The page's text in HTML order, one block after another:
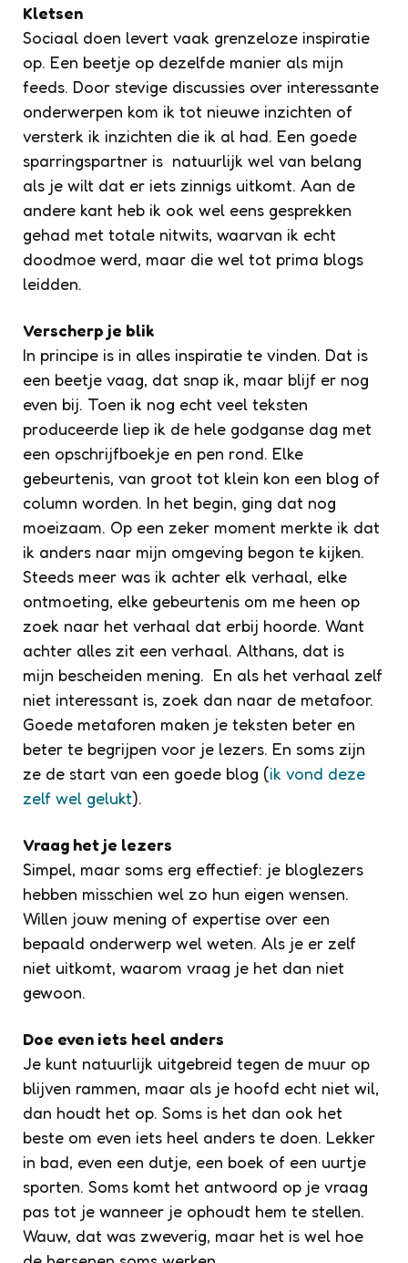
Kletsen
Sociaal doen levert vaak grenzeloze inspiratie
op. Een beetje op dezelfde manier als mijn
feeds. Door stevige discussies over interessante
onderwerpen kom ik tot nieuwe inzichten of
versterk ik inzichten die ik al had. Een goede
sparringspartner is natuurlijk wel van belang
als je wilt dat er iets zinnigs uitkomt. Aan de
andere kant heb ik ook wel eens gesprekken
gehad met totale nitwits, waarvan ik echt
doodmoe werd, maar die wel tot prima blogs
leidden.
Verscherp je blik
In principe is in alles inspiratie te vinden. Dat is
een beetje vaag, dat snap ik, maar blijf er nog
even bij. Toen ik nog echt veel teksten
produceerde liep ik de hele godganse dag met
een opschrijfboekje en pen rond. Elke
gebeurtenis, van groot tot klein kon een blog of
column worden. In het begin, ging dat nog
moeizaam. Op een zeker moment merkte ik dat
ik anders naar mijn omgeving begon te kijken.
Steeds meer was ik achter elk verhaal, elke
ontmoeting, elke gebeurtenis om me heen op
zoek naar het verhaal dat erbij hoorde. Want
achter alles zit een verhaal. Althans, dat is
mijn bescheiden mening. En als het verhaal zelf
niet interessant is, zoek dan naar de metafoor.
Goede metaforen maken je teksten beter en
beter te begrijpen voor je lezers. En soms zijn
ze de start van een goede blog (ik vond deze
zelf wel gelukt).
Vraag het je lezers
Simpel, maar soms erg effectief: je bloglezers
hebben misschien wel zo hun eigen wensen.
Willen jouw mening of expertise over een
bepaald onderwerp wel weten. Als je er zelf
niet uitkomt, waarom vraag je het dan niet
gewoon.
Doe even iets heel anders
Je kunt natuurlijk uitgebreid tegen de muur op
blijven rammen, maar als je hoofd echt niet wil,
dan houdt het op. Soms is het dan ook het
beste om even iets heel anders te doen. Lekker
in bad, even een dutje, een boek of een uurtje
sporten. Soms komt het antwoord op je vraag
pas tot je wanneer je ophoudt hem te stellen.
Wauw, dat was zweverig, maar het is wel hoe